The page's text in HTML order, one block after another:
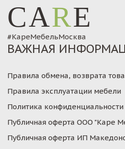
CARE
#КареМебельМосква
ВАЖНАЯ
Правила обмена, возврата
Правила эксплуатации мебели
Политика конфиденциальности
Публичная оферта ООО "Каре
Публичная оферта ИП